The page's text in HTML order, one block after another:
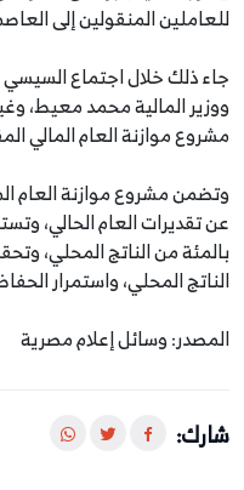
للعاملين المنقولين إلى
جاء ذلك خلال اجتماع
ووزير المالية محمد معيط،
مشروع موازنة العام المالي المقبل
الناتج المحلي، واستمرار
المصدر: وسائل إعلام مصرية
شارك: